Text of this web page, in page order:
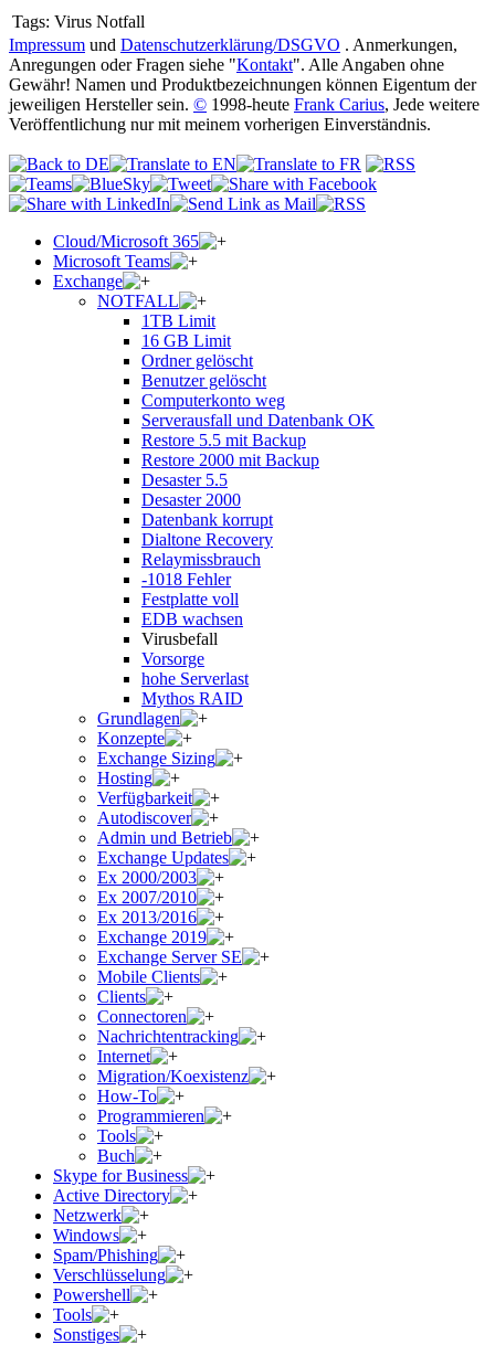
Tags: Virus Notfall
Impressum und Datenschutzerklärung/DSGVO . Anmerkungen,
Anregungen oder Fragen siehe "Kontakt". Alle Angaben ohne
Gewähr! Namen und Produktbezeichnungen können Eigentum der
jeweiligen Hersteller sein. © 1998-heute Frank Carius, Jede weitere
Veröffentlichung nur mit meinem vorherigen Einverständnis.
Cloud/Microsoft 365
Microsoft Teams
Exchange
NOTFALL
1TB Limit
16 GB Limit
Ordner gelöscht
Benutzer gelöscht
Computerkonto weg
Serverausfall und Datenbank OK
Restore 5.5 mit Backup
Restore 2000 mit Backup
Desaster 5.5
Desaster 2000
Datenbank korrupt
Dialtone Recovery
Relaymissbrauch
-1018 Fehler
Festplatte voll
EDB wachsen
Virusbefall
Vorsorge
hohe Serverlast
Mythos RAID
Grundlagen
Konzepte
Exchange Sizing
Hosting
Verfügbarkeit
Autodiscover
Admin und Betrieb
Exchange Updates
Ex 2000/2003
Ex 2007/2010
Ex 2013/2016
Exchange 2019
Exchange Server SE
Mobile Clients
Clients
Connectoren
Nachrichtentracking
Internet
Migration/Koexistenz
How-To
Programmieren
Tools
Buch
Skype for Business
Active Directory
Netzwerk
Windows
Spam/Phishing
Verschlüsselung
Powershell
Tools
Sonstiges